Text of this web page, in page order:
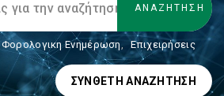
Φορολογικη Ενημέρωση, Επιχειρήσεις
ΣΎΝΘΕΤΗ ΑΝΑΖΉΤΗΣΗ